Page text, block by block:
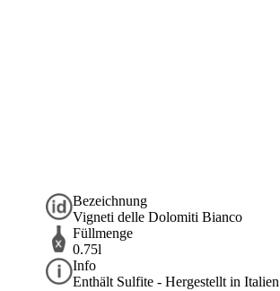
Bezeichnung
Vigneti delle Dolomiti Bianco
Füllmenge
0.75l
Info
Enthält Sulfite - Hergestellt in Italien